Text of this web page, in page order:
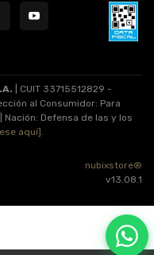
| CUIT 33715512829 -
al Consumidor: Para
| Nación: Defensa de las y los
aquí] .
nubixstore®
v13.08.1